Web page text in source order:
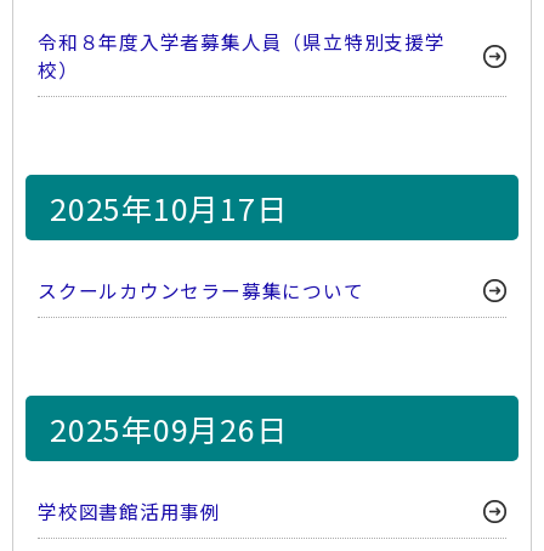
令和８年度入学者募集人員（県立特別支援学
校）
2025年10月17日
スクールカウンセラー募集について
2025年09月26日
学校図書館活用事例